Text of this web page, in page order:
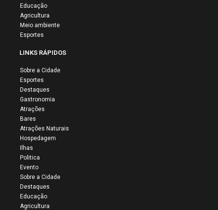
Educação
Agricultura
Meio ambiente
Esportes
LINKS RÁPIDOS
Sobre a Cidade
Esportes
Destaques
Gastronomia
Atrações
Bares
Atrações Naturais
Hospedagem
Ilhas
Politica
Evento
Sobre a Cidade
Destaques
Educação
Agricultura